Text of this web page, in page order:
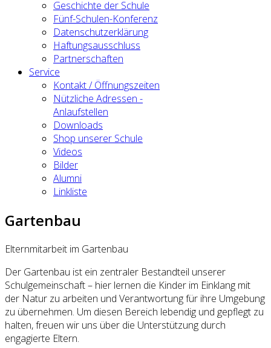
Geschichte der Schule
Fünf-Schulen-Konferenz
Datenschutzerklärung
Haftungsausschluss
Partnerschaften
Service
Kontakt / Öffnungszeiten
Nützliche Adressen -
Anlaufstellen
Downloads
Shop unserer Schule
Videos
Bilder
Alumni
Linkliste
Gartenbau
Elternmitarbeit im Gartenbau
Der Gartenbau ist ein zentraler Bestandteil unserer
Schulgemeinschaft – hier lernen die Kinder im Einklang mit
der Natur zu arbeiten und Verantwortung für ihre Umgebung
zu übernehmen. Um diesen Bereich lebendig und gepflegt zu
halten, freuen wir uns über die Unterstützung durch
engagierte Eltern.